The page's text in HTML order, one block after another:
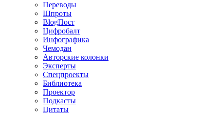
Переводы
Шпроты
BlogПост
Цифробалт
Инфографика
Чемодан
Авторские колонки
Эксперты
Спецпроекты
Библиотека
Проектор
Подкасты
Цитаты